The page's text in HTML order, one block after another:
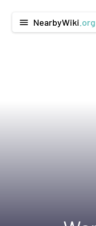
menu NearbyWiki .org